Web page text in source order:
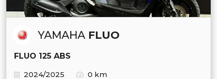
YAMAHA FLUO
FLUO 125 ABS
2024/2025
0 km